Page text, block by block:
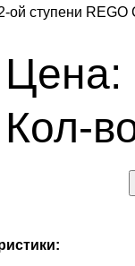
Цена:
Кол-